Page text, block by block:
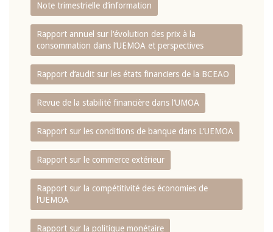
Note trimestrielle d‘information
Rapport annuel sur l‘évolution des prix à la
consommation dans l‘UEMOA et perspectives
Rapport d‘audit sur les états financiers de la BCEAO
Revue de la stabilité financière dans l‘UMOA
Rapport sur les conditions de banque dans L‘UEMOA
Rapport sur le commerce extérieur
Rapport sur la compétitivité des économies de
l‘UEMOA
Rapport sur la politique monétaire